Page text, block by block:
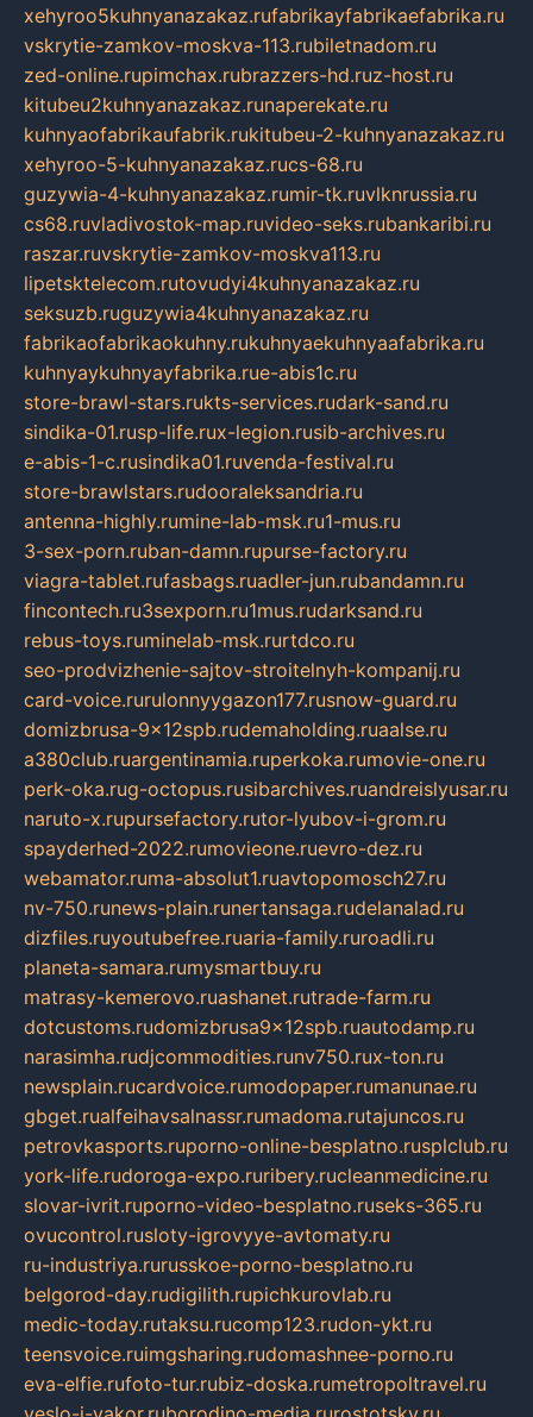
xehyroo5kuhnyanazakaz.rufabrikayfabrikaefabrika.ru
vskrytie-zamkov-moskva-113.rubiletnadom.ru
zed-online.rupimchax.rubrazzers-hd.ruz-host.ru
kitubeu2kuhnyanazakaz.runaperekate.ru
kuhnyaofabrikaufabrik.rukitubeu-2-kuhnyanazakaz.ru
xehyroo-5-kuhnyanazakaz.rucs-68.ru
guzywia-4-kuhnyanazakaz.rumir-tk.ruvlknrussia.ru
cs68.ruvladivostok-map.ruvideo-seks.rubankaribi.ru
raszar.ruvskrytie-zamkov-moskva113.ru
lipetsktelecom.rutovudyi4kuhnyanazakaz.ru
seksuzb.ruguzywia4kuhnyanazakaz.ru
fabrikaofabrikaokuhny.rukuhnyaekuhnyaafabrika.ru
kuhnyaykuhnyayfabrika.rue-abis1c.ru
store-brawl-stars.rukts-services.rudark-sand.ru
sindika-01.rusp-life.rux-legion.rusib-archives.ru
e-abis-1-c.rusindika01.ruvenda-festival.ru
store-brawlstars.rudooraleksandria.ru
antenna-highly.rumine-lab-msk.ru1-mus.ru
3-sex-porn.ruban-damn.rupurse-factory.ru
viagra-tablet.rufasbags.ruadler-jun.rubandamn.ru
fincontech.ru3sexporn.ru1mus.rudarksand.ru
rebus-toys.ruminelab-msk.rurtdco.ru
seo-prodvizhenie-sajtov-stroitelnyh-kompanij.ru
card-voice.rurulonnyygazon177.rusnow-guard.ru
domizbrusa-9x12spb.rudemaholding.ruaalse.ru
a380club.ruargentinamia.ruperkoka.rumovie-one.ru
perk-oka.rug-octopus.rusibarchives.ruandreislyusar.ru
naruto-x.rupursefactory.rutor-lyubov-i-grom.ru
spayderhed-2022.rumovieone.ruevro-dez.ru
webamator.ruma-absolut1.ruavtopomosch27.ru
nv-750.runews-plain.runertansaga.rudelanalad.ru
dizfiles.ruyoutubefree.ruaria-family.ruroadli.ru
planeta-samara.rumysmartbuy.ru
matrasy-kemerovo.ruashanet.rutrade-farm.ru
dotcustoms.rudomizbrusa9x12spb.ruautodamp.ru
narasimha.rudjcommodities.runv750.rux-ton.ru
newsplain.rucardvoice.rumodopaper.rumanunae.ru
gbget.rualfeihavsalnassr.rumadoma.rutajuncos.ru
petrovkasports.ruporno-online-besplatno.rusplclub.ru
york-life.rudoroga-expo.ruribery.rucleanmedicine.ru
slovar-ivrit.ruporno-video-besplatno.ruseks-365.ru
ovucontrol.rusloty-igrovyye-avtomaty.ru
ru-industriya.rurusskoe-porno-besplatno.ru
belgorod-day.rudigilith.rupichkurovlab.ru
medic-today.rutaksu.rucomp123.rudon-ykt.ru
teensvoice.ruimgsharing.rudomashnee-porno.ru
eva-elfie.rufoto-tur.rubiz-doska.rumetropoltravel.ru